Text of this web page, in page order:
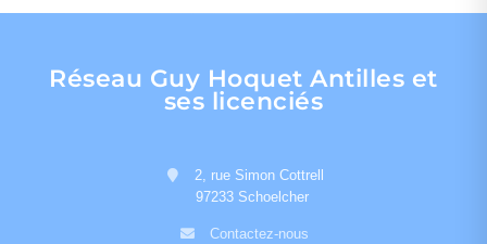
Réseau Guy Hoquet Antilles et
ses licenciés
2, rue Simon Cottrell
97233 Schoelcher
Contactez-nous